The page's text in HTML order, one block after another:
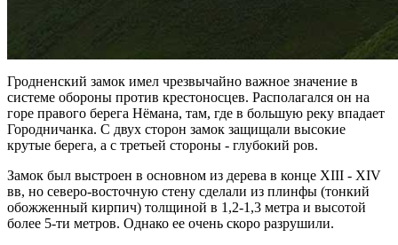
Гродненский замок имел чрезвычайно важное значение в
системе обороны против крестоносцев. Располагался он на
горе правого берега Нёмана, там, где в большую реку впадает
Городничанка. С двух сторон замок защищали высокие
крутые берега, а с третьей стороны - глубокий ров.
Замок был выстроен в основном из дерева в конце XIII - XIV
вв, но северо-восточную стену сделали из плинфы (тонкий
обожженный кирпич) толщиной в 1,2-1,3 метра и высотой
более 5-ти метров. Однако ее очень скоро разрушили.